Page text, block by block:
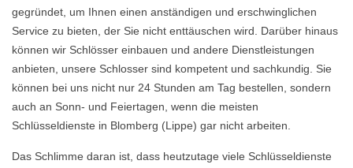
gegründet, um Ihnen einen anständigen und erschwinglichen
Service zu bieten, der Sie nicht enttäuschen wird. Darüber hinaus
können wir Schlösser einbauen und andere Dienstleistungen
anbieten, unsere Schlosser sind kompetent und sachkundig. Sie
können bei uns nicht nur 24 Stunden am Tag bestellen, sondern
auch an Sonn- und Feiertagen, wenn die meisten
Schlüsseldienste in Blomberg (Lippe) gar nicht arbeiten.
Das Schlimme daran ist, dass heutzutage viele Schlüsseldienste